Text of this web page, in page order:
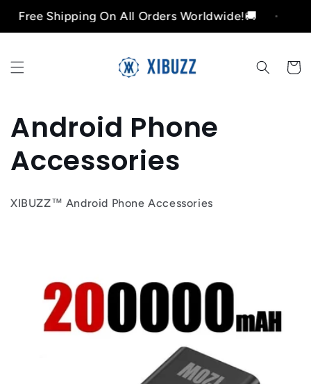
passer
Shipping On All Orders Worldwide!🚚 Free
Panier
C
o
l
Android Phone
Accessories
XIBUZZ™ Android Phone Accessories